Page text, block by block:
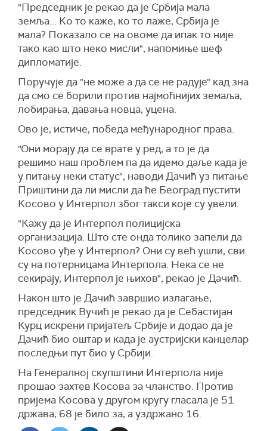
"Председник је рекао да је Србија мала
земља... Ко то каже, ко то лаже, Србија је
мала? Показало се на овоме да ипак то није
тако као што неко мисли", напомиње шеф
дипломатије.
Поручује да "не може а да се не радује" кад зна
да смо се борили против најмоћнијих земаља,
лобирања, давања новца, уцена.
Ово је, истиче, победа међународног права.
"Они морају да се врате у ред, а то је да
решимо наш проблем па да идемо даље када је
у питању неки статус", наводи Дачић уз питање
Приштини да ли мисли да ће Београд пустити
Косово у Интерпол због такси које су увели.
"Кажу да је Интерпол полицијска
организација. Што сте онда толико запели да
Косово уђе у Интерпол? Они су већ ушли, сви
су на потерницама Интерпола. Нека се не
секирају, Интерпол је њихов", рекао је Дачић.
Након што је Дачић завршио излагање,
председник Вучић је рекао да је Себастијан
Курц искрени пријатељ Србије и додао да је
Дачић био оштар и када је аустријски канцелар
последњи пут био у Србији.
На Генералној скупштини Интерпола није
прошао захтев Косова за чланство. Против
пријема Косова у другом кругу гласала је 51
држава, 68 је било за, а уздржано 16.